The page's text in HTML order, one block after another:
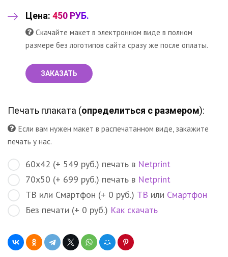
Цена: 450 РУБ.
Скачайте макет в электронном виде в полном
размере без логотипов сайта сразу же после оплаты.
ЗАКАЗАТЬ
Печать плаката (определиться с размером):
Если вам нужен макет в распечатанном виде, закажите
печать у нас.
60х42 (+ 549 руб.) печать в Netprint
70х50 (+ 699 руб.) печать в Netprint
ТВ или Смартфон (+ 0 руб.) ТВ или Смартфон
Без печати (+ 0 руб.) Как скачать